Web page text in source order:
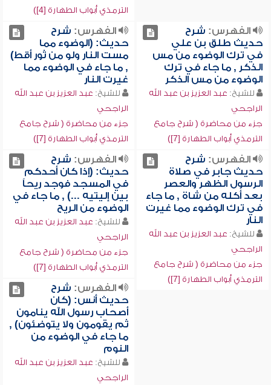
الترمذي أبواب الطهارة [4])
الفهرس: شرح
حديث طلق بن علي
في ترك الوضوء من مس
الذكر , ما جاء في ترك
الوضوء من مس الذكر
للشيخ: عبد العزيز بن عبد الله
الراجحي
جزء من محاضرة ( شرح جامع
الترمذي أبواب الطهارة [7])
الفهرس: شرح
حديث: (الوضوء مما
مست النار ولو من ثور أقط)
, ما جاء في الوضوء مما
غيرت النار
للشيخ: عبد العزيز بن عبد الله
الراجحي
جزء من محاضرة ( شرح جامع
الترمذي أبواب الطهارة [7])
الفهرس: شرح
حديث جابر في صلاة
الرسول الظهر والعصر
بعد أكله من شاة , ما جاء
في ترك الوضوء مما غيرت
النار
للشيخ: عبد العزيز بن عبد الله
الراجحي
جزء من محاضرة ( شرح جامع
الترمذي أبواب الطهارة [7])
الفهرس: شرح
حديث: (إذا كان أحدكم
في المسجد فوجد ريحاً
بين إليتيه ...) , ما جاء في
الوضوء من الريح
للشيخ: عبد العزيز بن عبد الله
الراجحي
جزء من محاضرة ( شرح جامع
الترمذي أبواب الطهارة [7])
الفهرس: شرح
حديث أنس: (كان
أصحاب رسول الله ينامون
ثم يقومون ولا يتوضئون) ,
ما جاء في الوضوء من
النوم
للشيخ: عبد العزيز بن عبد الله
الراجحي